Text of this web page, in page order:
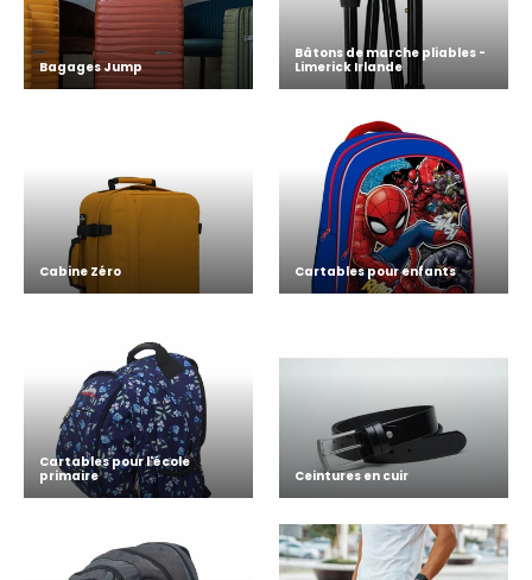
Bagages Jump
Bâtons de marche pliables -
Limerick Irlande
Cabine Zéro Cartables pour enfants
Cartables pour l'école
primaire
Ceintures en cuir